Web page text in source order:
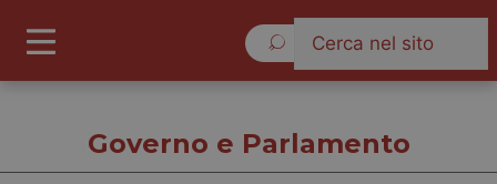
Governo e Parlamento